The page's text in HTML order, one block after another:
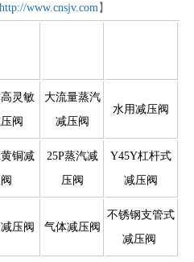
http://www.cnsjv.com 】
灵敏
阀
大流量蒸汽
减压阀
水用减压阀
铜减
25P蒸汽减
压阀
Y45Y杠杆式
减压阀
压阀 气体减压阀
不锈钢支管式
减压阀